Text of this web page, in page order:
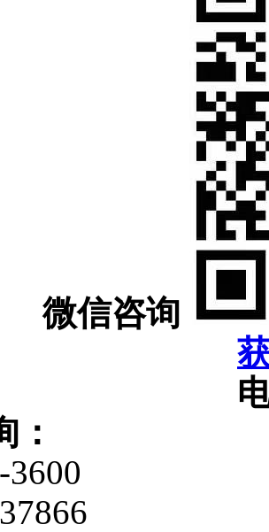
微信咨询
：
3600